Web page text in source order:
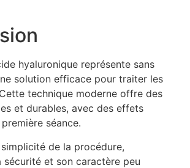
hyaluronique représente sans
solution efficace pour traiter les
technique moderne offre des
et durables, avec des effets
séance.
de la procédure,
sécurité et son caractère peu